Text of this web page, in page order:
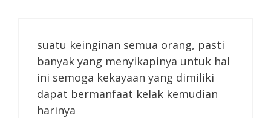
suatu keinginan semua orang, pasti
banyak yang menyikapinya untuk hal
ini semoga kekayaan yang dimiliki
dapat bermanfaat kelak kemudian
harinya